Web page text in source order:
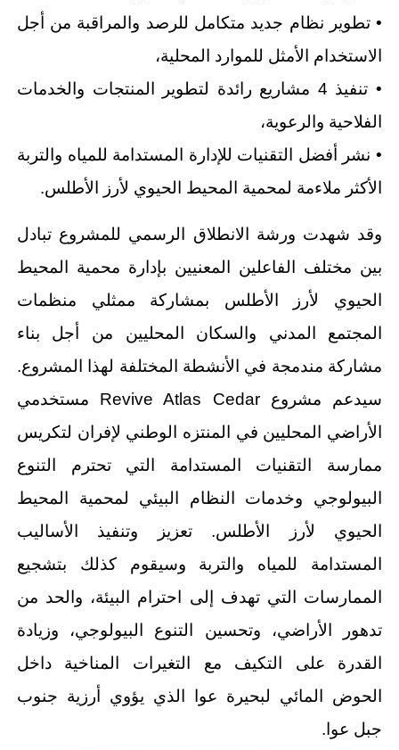
• تطوير نظام جديد متكامل للرصد والمراقبة من أجل
الاستخدام الأمثل للموارد المحلية،
• تنفيذ 4 مشاريع رائدة لتطوير المنتجات والخدمات
الفلاحية والرعوية،
• نشر أفضل التقنيات للإدارة المستدامة للمياه والتربة
الأكثر ملاءمة لمحمية المحيط الحيوي لأرز الأطلس.
وقد شهدت ورشة الانطلاق الرسمي للمشروع تبادل
بين مختلف الفاعلين المعنيين بإدارة محمية المحيط
الحيوي لأرز الأطلس بمشاركة ممثلي منظمات
المجتمع المدني والسكان المحليين من أجل بناء
مشاركة مندمجة في الأنشطة المختلفة لهذا المشروع.
سيدعم مشروع Revive Atlas Cedar مستخدمي
الأراضي المحليين في المنتزه الوطني لإفران لتكريس
ممارسة التقنيات المستدامة التي تحترم التنوع
البيولوجي وخدمات النظام البيئي لمحمية المحيط
الحيوي لأرز الأطلس. تعزيز وتنفيذ الأساليب
المستدامة للمياه والتربة وسيقوم كذلك بتشجيع
الممارسات التي تهدف إلى احترام البيئة، والحد من
تدهور الأراضي، وتحسين التنوع البيولوجي، وزيادة
القدرة على التكيف مع التغيرات المناخية داخل
الحوض المائي لبحيرة عوا الذي يؤوي أرزية جنوب
جبل عوا.